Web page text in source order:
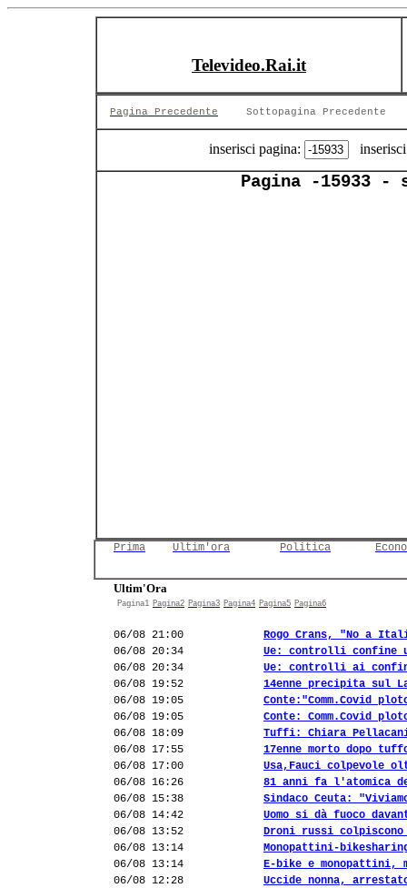
Televideo.Rai.it
Pagina Precedente Sottopagina Precedente
inserisci pagina:
Pagina -15933 -
Prima Ultim'ora Politica
Ultim'Ora
Pagina1 Pagina2 Pagina3 Pagina4 Pagina5 Pagina6
06/08 21:00
Rogo Crans, "No a
06/08 20:34
Ue: controlli confine
06/08 20:34
Ue: controlli ai
06/08 19:52
14enne precipita sul
06/08 19:05
Conte:"Comm.Covid
06/08 19:05
Conte: Comm.Covid
06/08 18:09
Tuffi: Chiara
06/08 17:55
17enne morto dopo
06/08 17:00
Usa,Fauci colpevole
06/08 16:26
81 anni fa l'atomica
06/08 15:38
Sindaco Ceuta:
06/08 14:42
Uomo si dà fuoco
06/08 13:52
Droni russi colpiscono
06/08 13:14
Monopattini-
06/08 13:14
E-bike e monopattini,
06/08 12:28
Uccide nonna,